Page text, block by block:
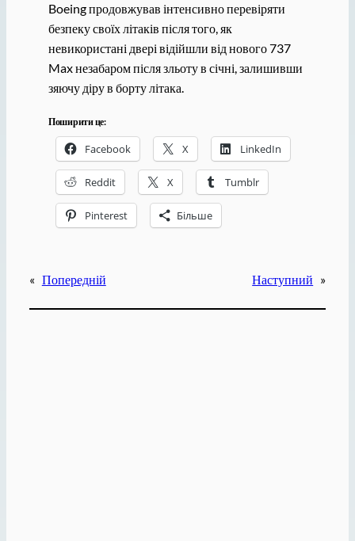
Boeing продовжував інтенсивно перевіряти
безпеку своїх літаків після того, як
невикористані двері відійшли від нового 737
Max незабаром після зльоту в січні, залишивши
зяючу діру в борту літака.
Поширити це:
Facebook X LinkedIn
Reddit X Tumblr
Pinterest Більше
« Попередній Наступний »